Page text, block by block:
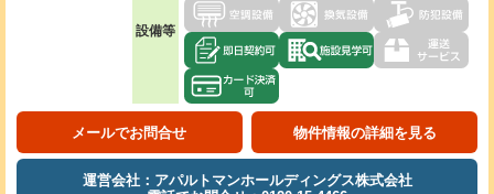
設備等
メールでお問合せ 物件情報の詳細を見る
運営会社：アパルトマンホールディングス株式会社